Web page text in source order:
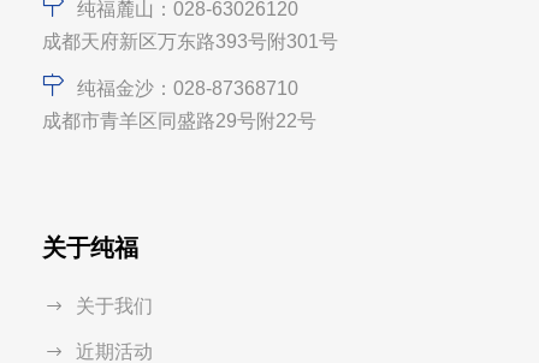
纯福麓山：028-63026120
成都天府新区万东路393号附301号
纯福金沙：028-87368710
成都市青羊区同盛路29号附22号
关于纯福
关于我们
近期活动